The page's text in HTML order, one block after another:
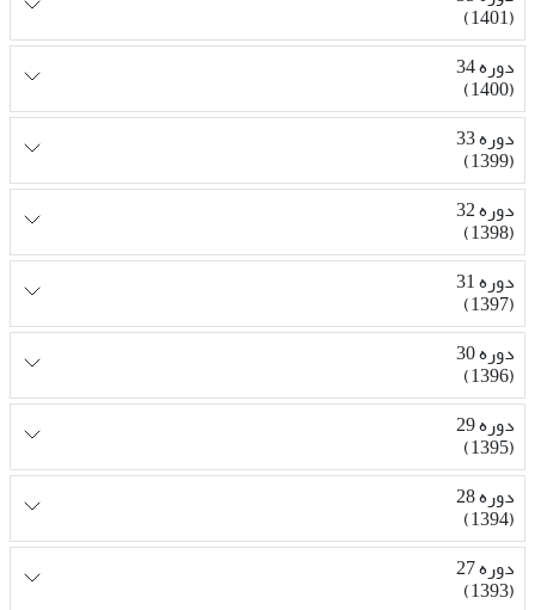
(1401)
دوره 34
(1400)
دوره 33
(1399)
دوره 32
(1398)
دوره 31
(1397)
دوره 30
(1396)
دوره 29
(1395)
دوره 28
(1394)
دوره 27
(1393)